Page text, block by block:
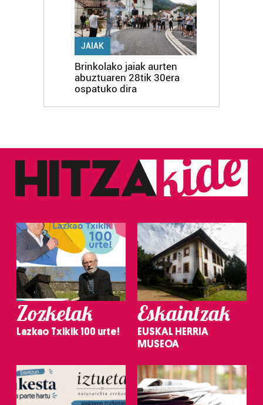
JAIAK
Brinkolako jaiak aurten
abuztuaren 28tik 30era
ospatuko dira
Zozketak
Lazkao Txikik 100 urte!
Eskaintzak
EUSKAL HERRIA
MUSEOA